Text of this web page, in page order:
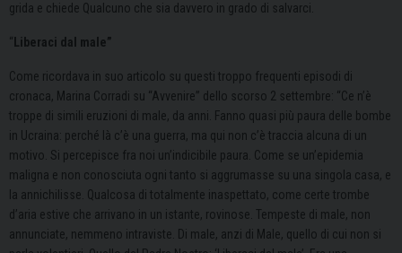
grida e chiede Qualcuno che sia davvero in grado di salvarci.
“ Liberaci dal male”
Come ricordava in suo articolo su questi troppo frequenti episodi di
cronaca, Marina Corradi su “Avvenire” dello scorso 2 settembre: “Ce n’è
troppe di simili eruzioni di male, da anni. Fanno quasi più paura delle bombe
in Ucraina: perché là c’è una guerra, ma qui non c’è traccia alcuna di un
motivo. Si percepisce fra noi un’indicibile paura. Come se un’epidemia
maligna e non conosciuta ogni tanto si aggrumasse su una singola casa, e
la annichilisse. Qualcosa di totalmente inaspettato, come certe trombe
d’aria estive che arrivano in un istante, rovinose. Tempeste di male, non
annunciate, nemmeno intraviste. Di male, anzi di Male, quello di cui non si